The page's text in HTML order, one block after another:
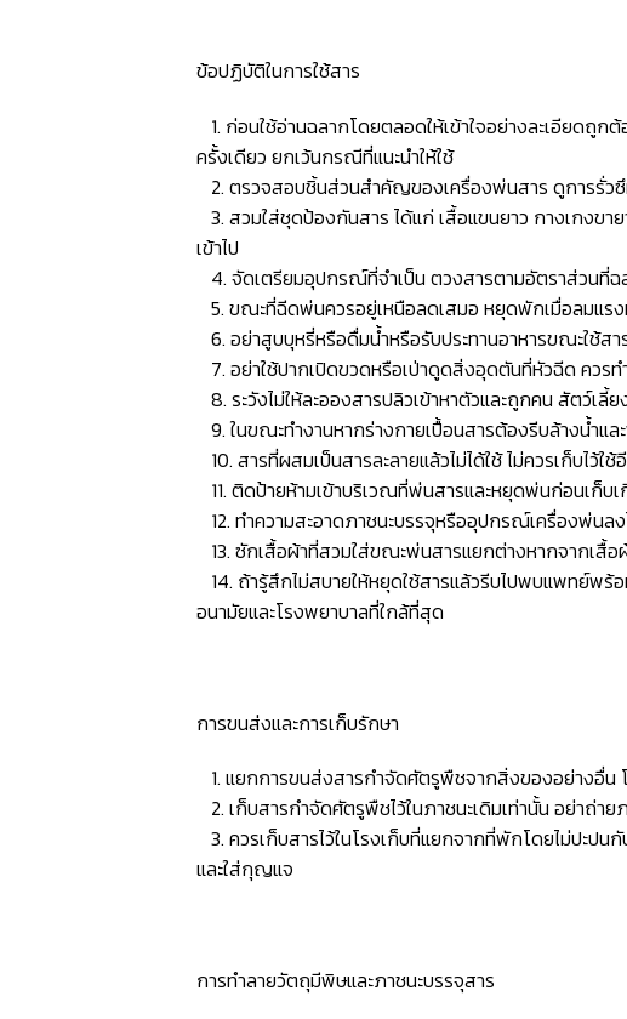
ข้อปฏิบัติในการใช้สาร
1. ก่อนใช้อ่านฉลากโดยตลอดให้เข้าใจอย่างละเอียดถู
ครั้งเดียว ยกเว้นกรณีที่แนะนำให้ใช้
2. ตรวจสอบชิ้นส่วนสำคัญของเครื่องพ่นสาร ดูการรั่ว
3. สวมใส่ชุดป้องกันสาร ได้แก่ เสื้อแขนยาว กางเกงขา
เข้าไป
4. จัดเตรียมอุปกรณ์ที่จำเป็น ตวงสารตามอัตราส่วนที่ฉ
5. ขณะที่ฉีดพ่นควรอยู่เหนือลดเสมอ หยุดพักเมื่อลมแร
6. อย่าสูบบุหรี่หรือดื่มน้ำหรือรับประทานอาหารขณะใช้สา
7. อย่าใช้ปากเปิดขวดหรือเป่าดูดสิ่งอุดตันที่หัวฉีด คว
8. ระวังไม่ให้ละอองสารปลิวเข้าหาตัวและถูกคน สัตว์เ
9. ในขณะทำงานหากร่างกายเปื้อนสารต้องรีบล้างน้ำแ
10. สารที่ผสมเป็นสารละลายแล้วไม่ได้ใช้ ไม่ควรเก็บไ
11. ติดป้ายห้ามเข้าบริเวณที่พ่นสารและหยุดพ่นก่อนเก็
12. ทำความสะอาดภาชนะบรรจุหรืออุปกรณ์เครื่องพ่นล
13. ซักเสื้อผ้าที่สวมใส่ขณะพ่นสารแยกต่างหากจากเสื้อ
14. ถ้ารู้สึกไม่สบายให้หยุดใช้สารแล้วรีบไปพบแพทย์พ
อนามัยและโรงพยาบาลที่ใกล้ที่สุด
การขนส่งและการเก็บรักษา
1. แยกการขนส่งสารกำจัดศัตรูพืชจากสิ่งของอย่างอื่น
2. เก็บสารกำจัดศัตรูพืชไว้ในภาชนะเดิมเท่านั้น อย่าถ่าย
3. ควรเก็บสารไว้ในโรงเก็บที่แยกจากที่พักโดยไม่ปะป
และใส่กุญแจ
การทำลายวัตถุมีพิษและภาชนะบรรจุสาร